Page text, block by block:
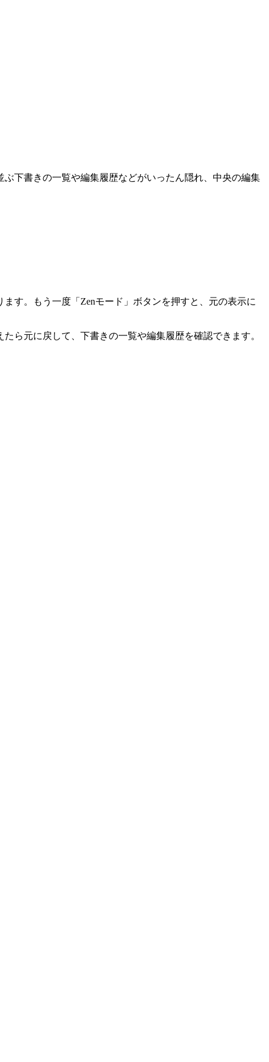
下書きの一覧や編集履歴などがいったん隠れ、中央の編集
す。もう一度「Zenモード」ボタンを押すと、元の表示に
ら元に戻して、下書きの一覧や編集履歴を確認できます。